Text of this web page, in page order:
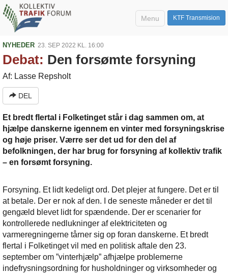
KTF Transmision
Menu
NYHEDER 23. SEP 2022 KL. 16:00
Debat: Den forsømte forsyning
Af: Lasse Repsholt
DEL
Et bredt flertal i Folketinget står i dag sammen om, at
hjælpe danskerne igennem en vinter med forsyningskrise
og høje priser. Værre ser det ud for den del af
befolkningen, der har brug for forsyning af kollektiv trafik
– en forsømt forsyning.
Forsyning. Et lidt kedeligt ord. Det plejer at fungere. Det er til
at betale. Der er nok af den. I de seneste måneder er det til
gengæld blevet lidt for spændende. Der er scenarier for
kontrollerede nedlukninger af elektriciteten og
varmeregningerne tårner sig op foran danskerne. Et bredt
flertal i Folketinget vil med en politisk aftale den 23.
september om ”vinterhjælp” afhjælpe problemerne
indefrysningsordning for husholdninger og virksomheder og